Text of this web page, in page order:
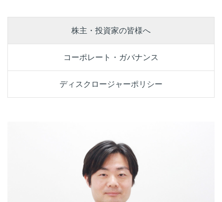
株主・投資家の皆様へ
コーポレート・ガバナンス
ディスクロージャーポリシー